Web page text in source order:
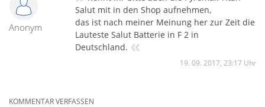
Anonym
Salut mit in den Shop aufnehmen,
das ist nach meiner Meinung her zur Zeit die
Lauteste Salut Batterie in F 2 in
Deutschland. «
19. 09. 2017, 23:17 Uhr
KOMMENTAR VERFASSEN